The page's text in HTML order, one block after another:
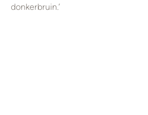
donkerbruin.’